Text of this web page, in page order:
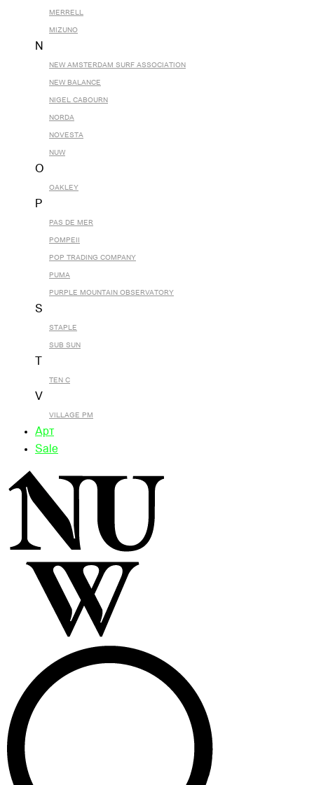
MERRELL
MIZUNO
N
NEW AMSTERDAM SURF ASSOCIATION
NEW BALANCE
NIGEL CABOURN
NORDA
NOVESTA
NUW
O
OAKLEY
P
PAS DE MER
POMPEII
POP TRADING COMPANY
PUMA
PURPLE MOUNTAIN OBSERVATORY
S
STAPLE
SUB SUN
TEN C
V
VILLAGE PM
Арт
Sale